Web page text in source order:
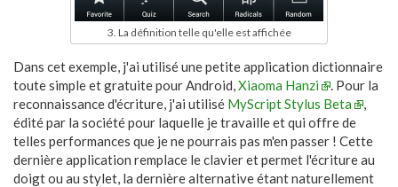
3. La définition telle qu'elle est affichée
Dans cet exemple, j'ai utilisé une petite application dictionnaire
toute simple et gratuite pour Android,Xiaoma Hanzi
. Pour la
reconnaissance d'écriture, j'ai utilisé MyScript Stylus Beta
,
édité par la société pour laquelle je travaille et qui offre de
telles performances que je ne pourrais pas m'en passer ! Cette
dernière application remplace le clavier et permet l'écriture au
doigt ou au stylet, la dernière alternative étant naturellement